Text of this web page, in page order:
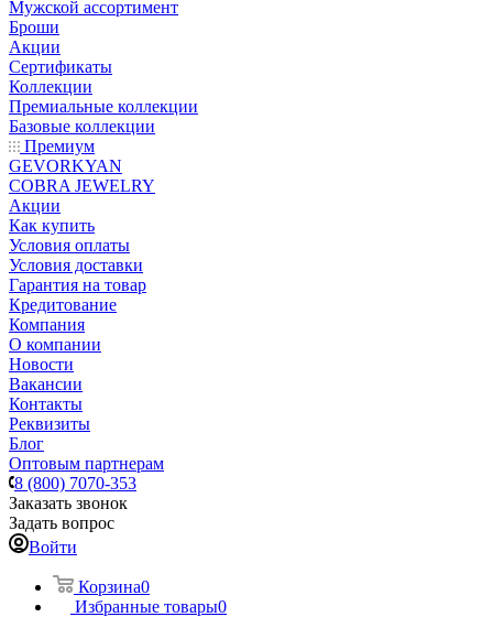
Мужской ассортимент
Броши
Акции
Сертификаты
Коллекции
Премиальные коллекции
Базовые коллекции
Премиум
GEVORKYAN
COBRA JEWELRY
Акции
Как купить
Условия оплаты
Условия доставки
Гарантия на товар
Кредитование
Компания
О компании
Новости
Вакансии
Контакты
Реквизиты
Блог
Оптовым партнерам
8 (800) 7070-353
Заказать звонок
Задать вопрос
Войти
Корзина0
Избранные товары0